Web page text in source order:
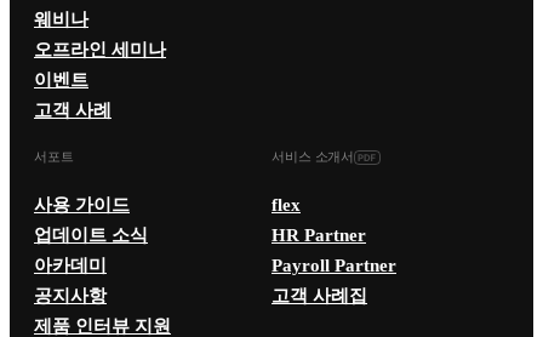
웨비나
오프라인 세미나
이벤트
고객 사례
서포트
사용 가이드
업데이트 소식
아카데미
공지사항
제품 인터뷰 지원
서비스 소개서
flex
HR Partner
Payroll Partner
고객 사례집